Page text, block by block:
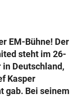
EM-Bühne! Der
steht im 26-
Deutschland,
Kasper
gab. Bei seinem